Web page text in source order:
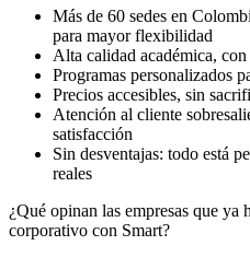
Más de 60 sedes en
para mayor flexibilidad
Alta calidad académica,
Programas personalizados
Precios accesibles, sin
Atención al cliente
satisfacción
Sin desventajas: todo está
reales
¿Qué opinan las empresas que ya
corporativo con Smart?